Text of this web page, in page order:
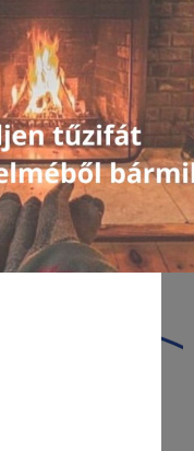
mert így többféle
Így juthat el a SEFAG
érdemes megnézni az év
valamint
található kilátó fejlesztése